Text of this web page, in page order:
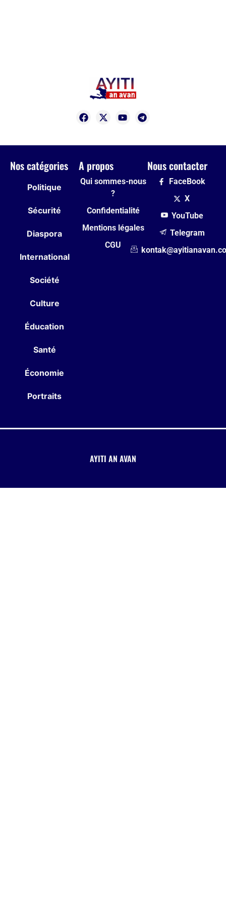
Nos catégories
Politique
Sécurité
Diaspora
International
Société
Culture
Éducation
Santé
Économie
Portraits
A propos
Qui sommes-nous
?
Confidentialité
Mentions légales
CGU
Nous contacter
FaceBook
X
YouTube
Telegram
AYITI AN AVAN